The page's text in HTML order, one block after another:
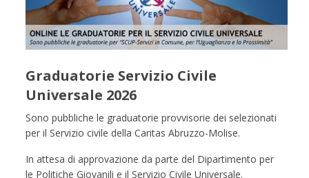
Graduatorie Servizio Civile
Universale 2026
Sono pubbliche le graduatorie provvisorie dei selezionati
per il Servizio civile della Caritas Abruzzo-Molise.
In attesa di approvazione da parte del Dipartimento per
le Politiche Giovanili e il Servizio Civile Universale.